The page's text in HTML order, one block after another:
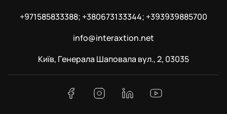
+971585833388; +380673133344; +393939885700
info@interaxtion.net
Київ, Генерала Шаповала вул., 2, 03035